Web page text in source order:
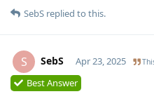
SebS replied to this.
S SebS Apr 23, 2025
Best Answer